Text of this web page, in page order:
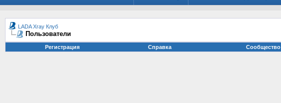
LADA Xray Клуб
Пользователи
Регистрация
Справка Сообщество